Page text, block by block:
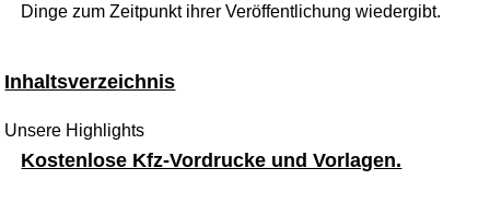
Dinge zum Zeitpunkt ihrer Veröffentlichung wiedergibt.
Inhaltsverzeichnis
Unsere Highlights
Kostenlose Kfz-Vordrucke und Vorlagen.